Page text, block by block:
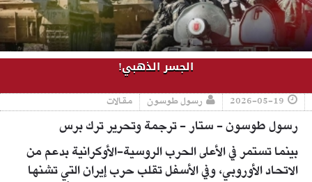
الجسر الذهبي!
2026-05-19 رسول طوسون مقالات
رسول طوسون - ستار - ترجمة وتحرير ترك برس
بينما تستمر في الأعلى الحرب الروسية-الأوكرانية بدعم من
الاتحاد الأوروبي، وفي الأسفل تقلب حرب إيران التي تشنها